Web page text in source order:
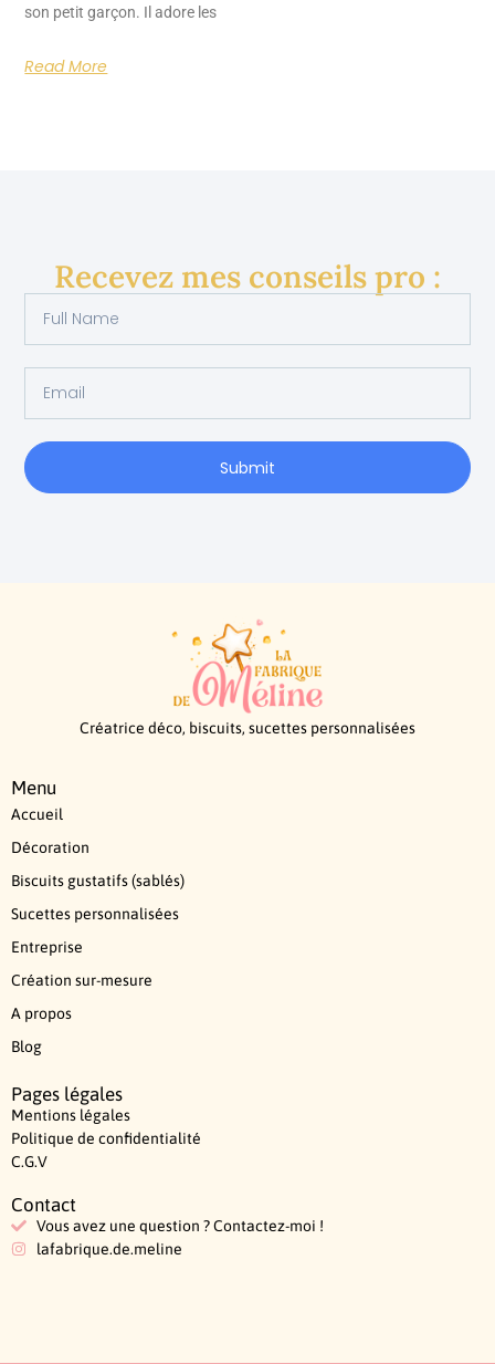
son petit garçon. Il adore les
Read More
Recevez mes conseils pro :
Submit
Créatrice déco, biscuits, sucettes personnalisées
Menu
Accueil
Décoration
Biscuits gustatifs (sablés)
Sucettes personnalisées
Entreprise
Création sur-mesure
A propos
Blog
Pages légales
Mentions légales
Politique de confidentialité
C.G.V
Contact
Vous avez une question ? Contactez-moi !
lafabrique.de.meline